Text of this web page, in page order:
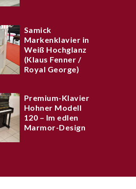
Samick
Markenklavier in
Weiß Hochglanz
(Klaus Fenner /
Royal George)
Premium-Klavier
Hohner Modell
120 – Im edlen
Marmor-Design